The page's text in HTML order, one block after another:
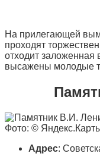
На прилегающей
проходят
отходит заложенная
высажены молодые
Фото: ©
Адрес: